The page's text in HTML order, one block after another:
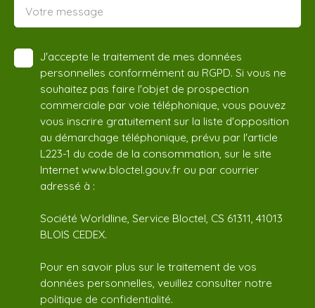
Votre message
J'accepte le traitement de mes données
personnelles conformément au RGPD. Si vous ne
souhaitez pas faire l'objet de prospection
commerciale par voie téléphonique, vous pouvez
vous inscrire gratuitement sur la liste d'opposition
au démarchage téléphonique, prévu par l'article
L223-1 du code de la consommation, sur le site
Internet www.bloctel.gouv.fr ou par courrier
adressé à :
Société Worldline, Service Bloctel, CS 61311, 41013
BLOIS CEDEX.
Pour en savoir plus sur le traitement de vos
données personnelles, veuillez consulter notre
politique de confidentialité.